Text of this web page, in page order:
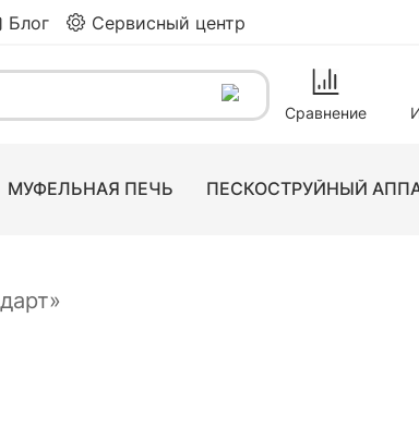
Блог Сервисный центр
Сравнение
МУФЕЛЬНАЯ ПЕЧЬ ПЕСКОСТРУЙНЫЙ